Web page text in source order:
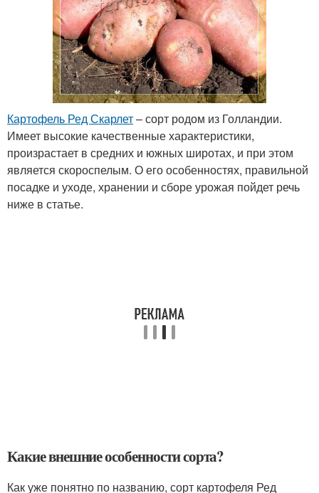
Картофель Ред Скарлет– сорт родом из Голландии.
Имеет высокие качественные характеристики,
произрастает в средних и южных широтах, и при этом
является скороспелым. О его особенностях, правильной
посадке и уходе, хранении и сборе урожая пойдет речь
ниже в статье.
Какие внешние особенности сорта?
Как уже понятно по названию, сорт картофеля Ред